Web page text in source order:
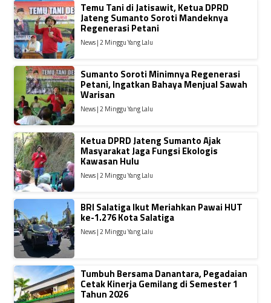
Temu Tani di Jatisawit, Ketua DPRD
Jateng Sumanto Soroti Mandeknya
Regenerasi Petani
News | 2 Minggu Yang Lalu
Sumanto Soroti Minimnya Regenerasi
Petani, Ingatkan Bahaya Menjual Sawah
Warisan
News | 2 Minggu Yang Lalu
Ketua DPRD Jateng Sumanto Ajak
Masyarakat Jaga Fungsi Ekologis
Kawasan Hulu
News | 2 Minggu Yang Lalu
BRI Salatiga Ikut Meriahkan Pawai HUT
ke-1.276 Kota Salatiga
News | 2 Minggu Yang Lalu
Tumbuh Bersama Danantara, Pegadaian
Cetak Kinerja Gemilang di Semester 1
Tahun 2026